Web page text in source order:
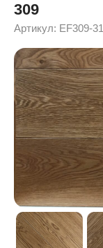
309
Артикул: EF309-31